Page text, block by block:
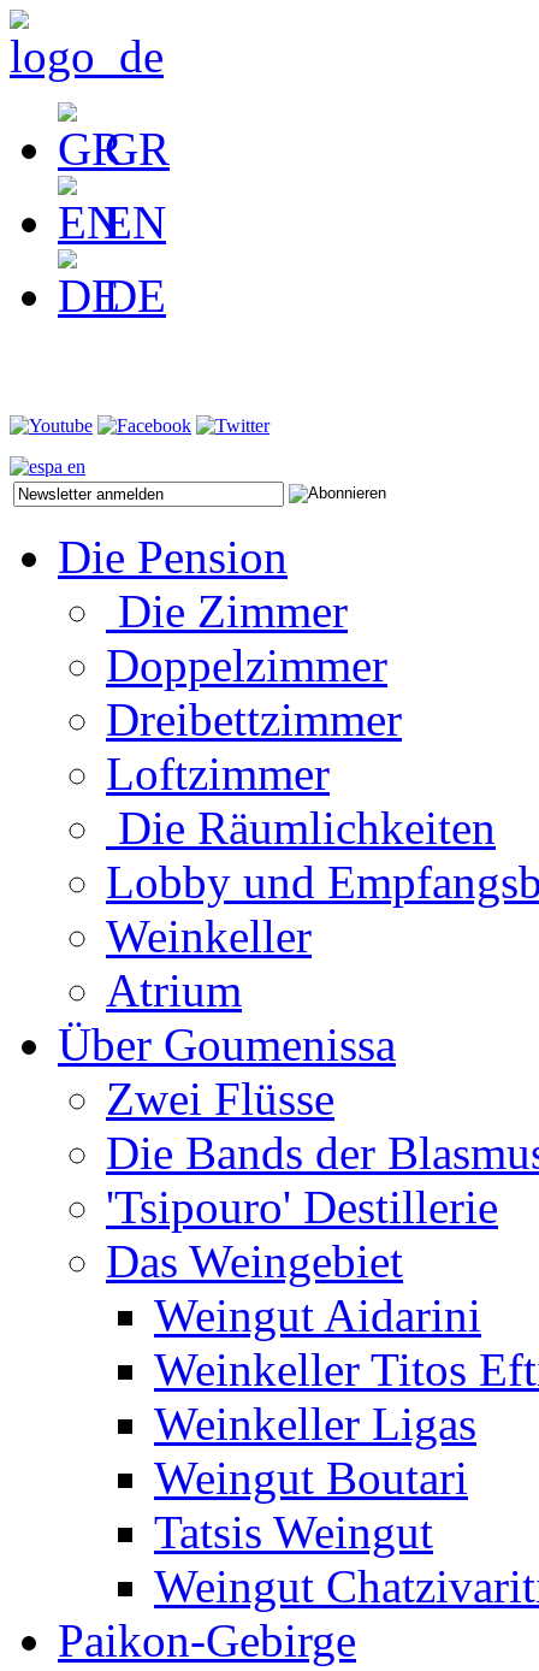
GR
EN
DE
Die Pension
Die Zimmer
Doppelzimmer
Dreibettzimmer
Loftzimmer
Die Räumlichkeiten
Lobby und
Weinkeller
Atrium
Über Goumenissa
Zwei Flüsse
Die Bands der
'Tsipouro' Destillerie
Das Weingebiet
Weingut Aidarini
Weinkeller Titos
Weinkeller Ligas
Weingut Boutari
Tatsis Weingut
Weingut
Paikon-Gebirge